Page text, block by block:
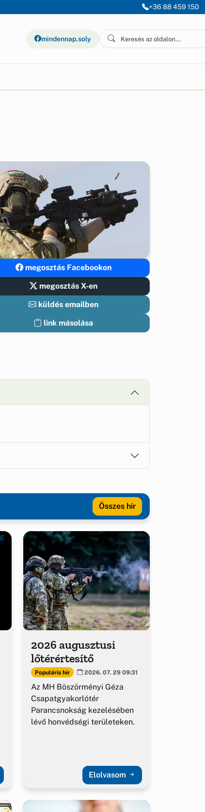
+36 88 459 150
mindennap.soly
megosztás Facebookon
megosztás X-en
küldés emailben
link másolása
Összes hír
2026 augusztusi
lőtérértesítő
Populáris hír 2026. 07. 29 09:31
Az MH Böszörményi Géza
Csapatgyakorlótér
Parancsnokság kezelésében
lévő honvédségi területeken.
Elolvasom